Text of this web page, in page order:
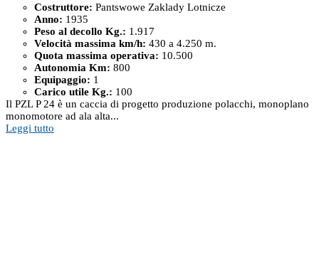
Costruttore: Pantswowe Zaklady Lotnicze
Anno: 1935
Peso al decollo Kg.: 1.917
Velocità massima km/h: 430 a 4.250 m.
Quota massima operativa: 10.500
Autonomia Km: 800
Equipaggio: 1
Carico utile Kg.: 100
Il PZL P 24 è un caccia di progetto produzione polacchi, monoplano
monomotore ad ala alta...
Leggi tutto